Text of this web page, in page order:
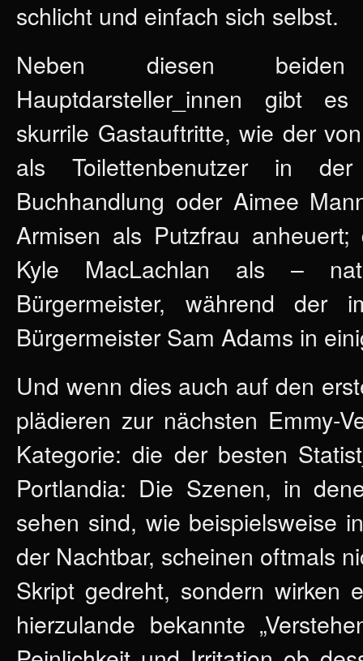
schlicht und einfach sich selbst.
Neben diesen beiden
Hauptdarsteller_innen gibt
skurrile Gastauftritte, wie der
als Toilettenbenutzer in der
Buchhandlung oder Aimee
Armisen als Putzfrau
Kyle MacLachlan als –
Bürgermeister, während der
Bürgermeister Sam Adams in
Und wenn dies auch auf den
plädieren zur nächsten Emmy-
Kategorie: die der besten
Portlandia: Die Szenen, in
sehen sind, wie beispielsweise
der Nachtbar, scheinen oftmals
Skript gedreht, sondern wirken
hierzulande bekannte